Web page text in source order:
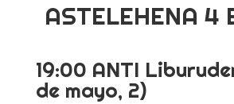
ASTELEHENA 4
19:00 ANTI
de mayo, 2)